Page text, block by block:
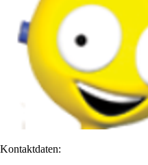
Kontaktdaten: